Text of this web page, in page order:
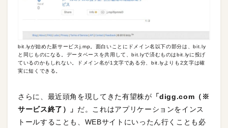
bit.lyが始めた新サービスj.mp。面白いことにドメイン名以下の部分は、bit.ly
と同じものになる。データベースを共用して、bit.lyで済むものはbit.lyに投げ
ているのかもしれない。ドメイン名が1文字である分、bit.lyよりも2文字は確
実に短くできる。
さらに、最近頭角を現してきた有望株が 「digg.com（※
サービス終了）」 だ。これはアプリケーションをインス
トールすることも、WEBサイトにいったん行くことも必